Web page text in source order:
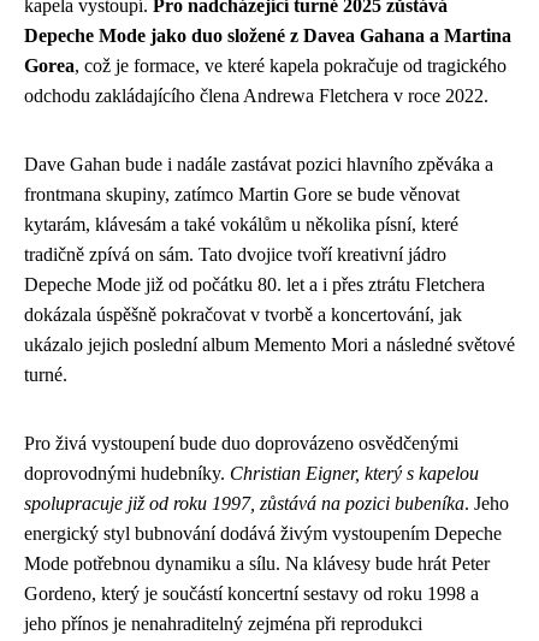
kapela vystoupí. Pro nadcházející turné 2025 zůstává
Depeche Mode jako duo složené z Davea Gahana a Martina
Gorea, což je formace, ve které kapela pokračuje od tragického
odchodu zakládajícího člena Andrewa Fletchera v roce 2022.
Dave Gahan bude i nadále zastávat pozici hlavního zpěváka a
frontmana skupiny, zatímco Martin Gore se bude věnovat
kytarám, klávesám a také vokálům u několika písní, které
tradičně zpívá on sám. Tato dvojice tvoří kreativní jádro
Depeche Mode již od počátku 80. let a i přes ztrátu Fletchera
dokázala úspěšně pokračovat v tvorbě a koncertování, jak
ukázalo jejich poslední album Memento Mori a následné světové
turné.
Pro živá vystoupení bude duo doprovázeno osvědčenými
doprovodnými hudebníky. Christian Eigner, který s kapelou
spolupracuje již od roku 1997, zůstává na pozici bubeníka. Jeho
energický styl bubnování dodává živým vystoupením Depeche
Mode potřebnou dynamiku a sílu. Na klávesy bude hrát Peter
Gordeno, který je součástí koncertní sestavy od roku 1998 a
jeho přínos je nenahraditelný zejména při reprodukci